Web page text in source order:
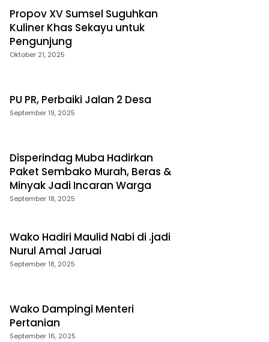
Propov XV Sumsel Suguhkan
Kuliner Khas Sekayu untuk
Pengunjung
Oktober 21, 2025
PU PR, Perbaiki Jalan 2 Desa
September 19, 2025
Disperindag Muba Hadirkan
Paket Sembako Murah, Beras &
Minyak Jadi Incaran Warga
September 18, 2025
Wako Hadiri Maulid Nabi di .jadi
Nurul Amal Jaruai
September 18, 2025
Wako Dampingi Menteri
Pertanian
September 16, 2025